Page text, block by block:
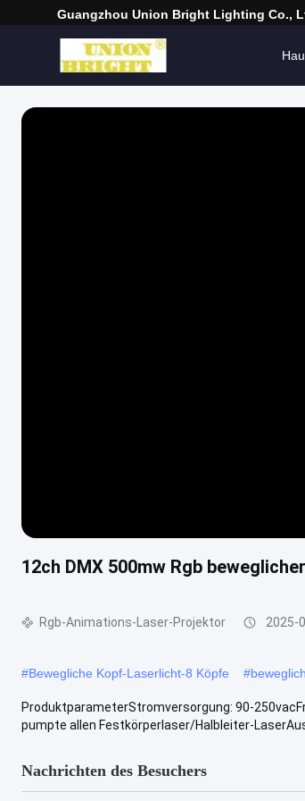
Guangzhou Union Bright Lighting Co.,
12ch DMX 500mw Rgb
Rgb-Animations-Laser-Projektor 2025-
#Bewegliche Kopf-Laserlicht-8 Köpfe #
ProduktparameterStromversorgung: 90-
pumpte allen Festkörperlaser/Halbleiter-
Nachrichten des Besuchers